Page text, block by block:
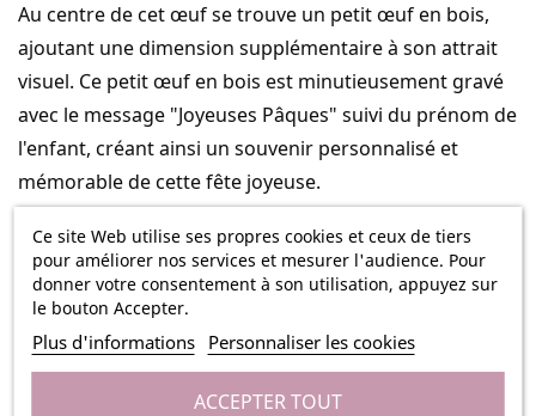
Ce site Web utilise ses propres cookies et ceux de tiers
pour améliorer nos services et mesurer l'audience. Pour
donner votre consentement à son utilisation, appuyez sur
le bouton Accepter.
Plus d'informations Personnaliser les cookies
ACCEPTER TOUT
Au centre de cet œuf se trouve un petit œuf en bois,
ajoutant une dimension supplémentaire à son attrait
visuel. Ce petit œuf en bois est minutieusement gravé
avec le message "Joyeuses Pâques" suivi du prénom de
l'enfant, créant ainsi un souvenir personnalisé et
mémorable de cette fête joyeuse.
Fabriqué avec soin et attention aux détails, cet œuf de
Pâques est conçu pour capturer l'esprit de la saison et
émerveiller petits et grands. Que ce soit pour décorer
votre maison, offrir en cadeau ou ajouter une touche
festive à votre table de Pâques, cet œuf est sûr de
devenir un élément central de votre célébration.